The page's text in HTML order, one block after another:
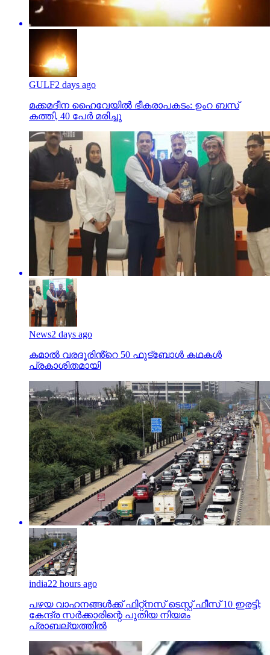
GULF2 days ago
മക്കമദീന ഹൈവേയില്‍ ഭീകരാപകടം: ഉംറ ബസ്
കത്തി, 40 പേര്‍ മരിച്ചു
News2 days ago
കമാൽ വരദൂരിൻ്റെ 50 ഫുട്ബോൾ കഥകൾ
പ്രകാശിതമായി
india22 hours ago
പഴയ വാഹനങ്ങള്‍ക്ക് ഫിറ്റ്‌നസ് ടെസ്റ്റ് ഫീസ് 10 ഇരട്ടി;
കേന്ദ്ര സര്‍ക്കാരിന്റെ പുതിയ നിയമം
പ്രാബല്യത്തില്‍